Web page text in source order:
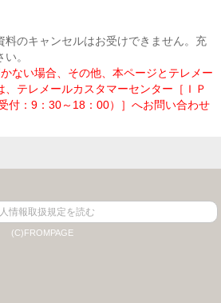
のキャンセルはお受けできません。充
。
ない場合、その他、本ページとテレメー
、テレメールカスタマーセンター［ＩＰ
付：9：30～18：00）］へお問い合わせ
情報取扱規定を読む
(C)FROMPAGE